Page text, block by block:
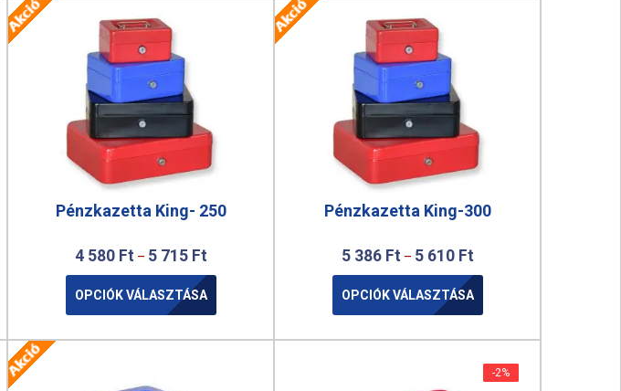
Pénzkazetta King- 250
4 580 Ft – 5 715 Ft
OPCIÓK VÁLASZTÁSA
Pénzkazetta King-300
5 386 Ft – 5 610 Ft
OPCIÓK VÁLASZTÁSA
-2%
-2%